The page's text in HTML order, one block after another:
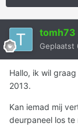
tomh73
Geplaatst
Hallo, ik wil
2013.
Kan iemad mij
deurpaneel los